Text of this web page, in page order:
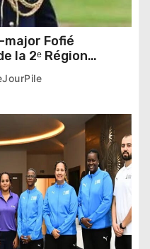
major Fofié
la 2ᵉ Région